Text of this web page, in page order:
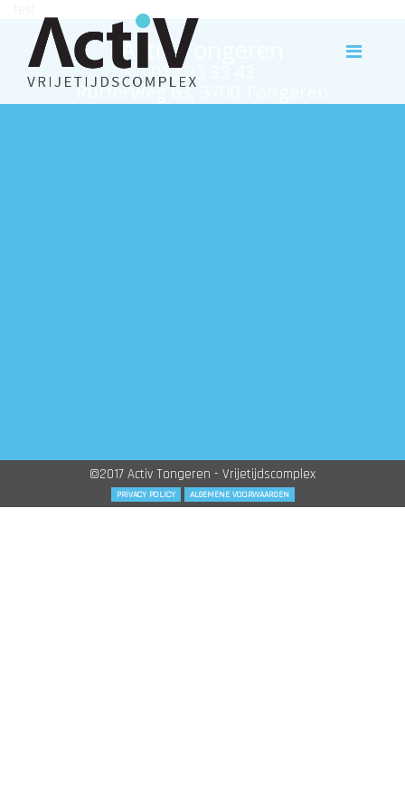
Activ Tongeren
012 23 33 43
Rutterweg 63, 3700 Tongeren
©2017 Activ Tongeren - Vrijetijdscomplex
PRIVACY POLICY ALGEMENE VOORWAARDEN